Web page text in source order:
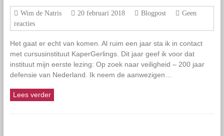
Wim de Natris 20 februari 2018 Blogpost
Geen
reacties
Het gaat er echt van komen. Al ruim een jaar sta ik in contact
met cursusinstituut KaperGerlings. Dit jaar geef ik voor dat
instituut mijn eerste lezing: Op zoek naar veiligheid – 200 jaar
defensie van Nederland. Ik neem de aanwezigen…
Lees verder